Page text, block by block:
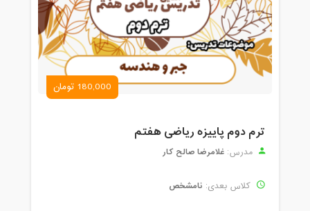
180,000 تومان
ترم دوم پاییزه ریاضی هفتم
مدرس: غلامرضا صالح کار
کلاس بعدی: نامشخص